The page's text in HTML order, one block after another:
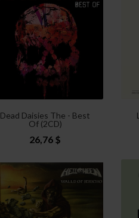
Dead Daisies The - Best
Of (2CD)
26,76 $